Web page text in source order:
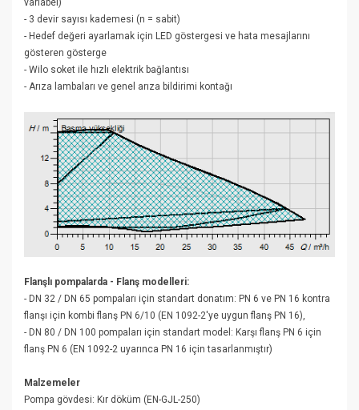
- 3 devir sayısı kademesi (n = sabit)
- Hedef değeri ayarlamak için LED göstergesi ve hata mesajlarını
gösteren gösterge
- Wilo soket ile hızlı elektrik bağlantısı
- Arıza lambaları ve genel arıza bildirimi kontağı
Flanşlı pompalarda - Flanş modelleri:
- DN 32 / DN 65 pompaları için standart donatım: PN 6 ve PN 16 kontra
flanşı için kombi flanş PN 6/10 (EN 1092-2'ye uygun flanş PN 16),
- DN 80 / DN 100 pompaları için standart model: Karşı flanş PN 6 için
flanş PN 6 (EN 1092-2 uyarınca PN 16 için tasarlanmıştır)
Malzemeler
Pompa gövdesi : Kır döküm (EN-GJL-250)